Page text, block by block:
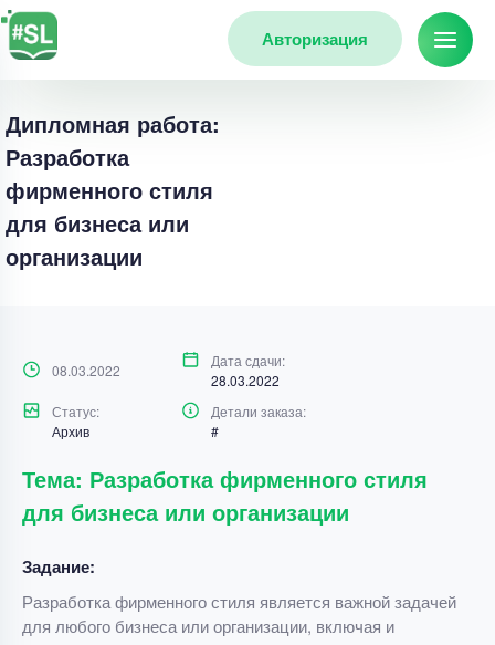
Авторизация
Дипломная работа:
Разработка
фирменного стиля
для бизнеса или
организации
08.03.2022
Дата сдачи:
28.03.2022
Статус:
Архив
Детали заказа:
#
Тема: Разработка фирменного стиля
для бизнеса или организации
Задание:
Разработка фирменного стиля является важной задачей
для любого бизнеса или организации, включая и